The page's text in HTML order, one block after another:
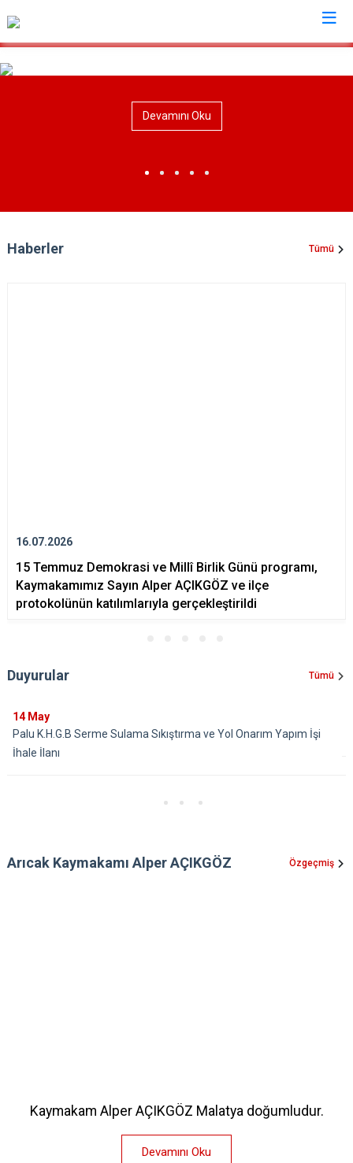
Elazığ
Keban
Maden
Devamını Oku
Haberler Tümü
16.07.2026
15 Temmuz Demokrasi ve Millî Birlik Günü programı,
Kaymakamımız Sayın Alper AÇIKGÖZ ve ilçe
protokolünün katılımlarıyla gerçekleştirildi
Duyurular Tümü
14 May
Palu K.H.G.B Serme Sulama Sıkıştırma ve Yol Onarım Yapım İşi
İhale İlanı
Arıcak Kaymakamı Alper AÇIKGÖZ Özgeçmiş
Kaymakam Alper AÇIKGÖZ Malatya doğumludur.
Devamını Oku